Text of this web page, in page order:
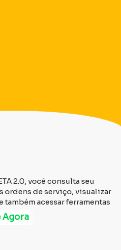
2.0, você consulta seu
ordens de serviço, visualizar
também acessar ferramentas
Agora